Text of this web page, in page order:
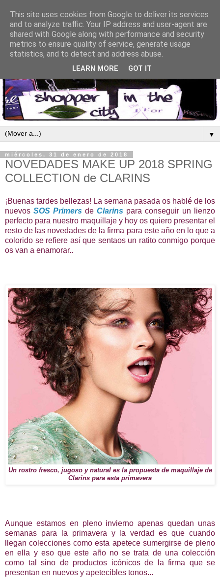
▼
miércoles, 31 de enero de 2018
NOVEDADES MAKE UP 2018 SPRING
COLLECTION de CLARINS
¡Buenas tardes bellezas! La semana pasada os hablé de los
nuevos SOS Primers de Clarins para conseguir un lienzo
perfecto para nuestro maquillaje y hoy os quiero presentar el
resto de las novedades de la firma para este año en lo que a
colorido se refiere así que sentaos un ratito conmigo porque
os van a enamorar..
Un rostro fresco, jugoso y natural es la propuesta de maquillaje de
Clarins para esta primavera
Aunque estamos en pleno invierno apenas quedan unas
semanas para la primavera y la verdad es que cuando
llegan colecciones como esta apetece sumergirse de pleno
en ella y eso que este año no se trata de una colección
como tal sino de productos icónicos de la firma que se
presentan en nuevos y apetecibles tonos...
This site uses cookies from Google to deliver its services
and to analyze traffic. Your IP address and user-agent are
shared with Google along with performance and security
metrics to ensure quality of service, generate usage
statistics, and to detect and address abuse.
LEARN MORE GOT IT